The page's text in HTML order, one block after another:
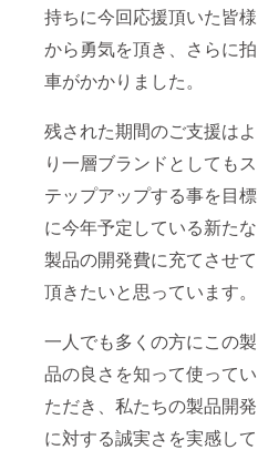
持ちに今回応援頂いた皆様
から勇気を頂き、さらに拍
車がかかりました。
残された期間のご支援はよ
り一層ブランドとしてもス
テップアップする事を目標
に今年予定している新たな
製品の開発費に充てさせて
頂きたいと思っています。
一人でも多くの方にこの製
品の良さを知って使ってい
ただき、私たちの製品開発
に対する誠実さを実感して